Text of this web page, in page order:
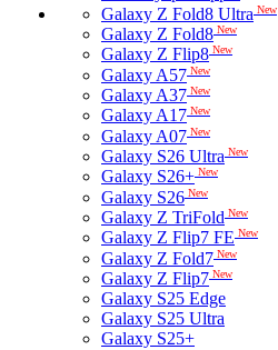
Galaxy Z Fold8 Ultra New
Galaxy Z Fold8 New
Galaxy Z Flip8 New
Galaxy A57 New
Galaxy A37 New
Galaxy A17 New
Galaxy A07 New
Galaxy S26 Ultra New
Galaxy S26+ New
Galaxy S26 New
Galaxy Z TriFold New
Galaxy Z Flip7 FE New
Galaxy Z Fold7 New
Galaxy Z Flip7 New
Galaxy S25 Edge
Galaxy S25 Ultra
Galaxy S25+